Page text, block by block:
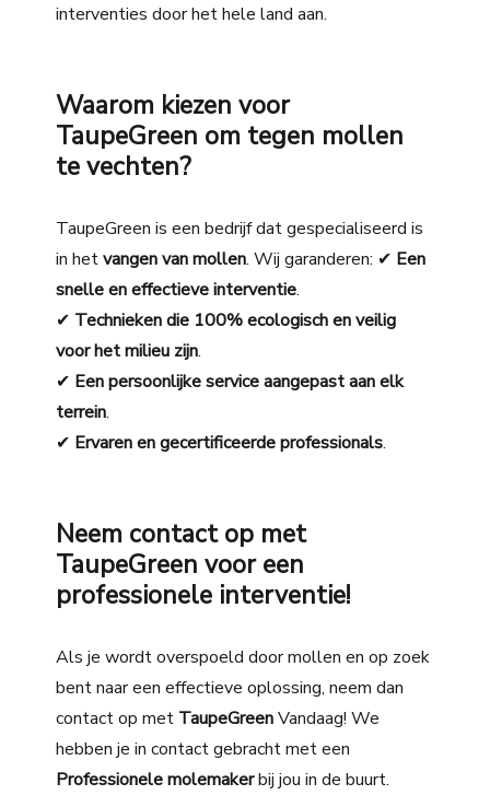
interventies door het hele land aan.
Waarom kiezen voor
TaupeGreen om tegen mollen
te vechten?
TaupeGreen is een bedrijf dat gespecialiseerd is
inhetvangen van mollen. Wij garanderen: ✔ Een
snelle en effectieve interventie.
✔ Technieken die 100% ecologisch en veilig
voor het milieu zijn.
✔ Een persoonlijke service aangepast aan elk
terrein.
✔ Ervaren en gecertificeerde professionals.
Neem contact op met
TaupeGreen voor een
professionele interventie!
Als je wordt overspoeld door mollen en op zoek
bent naar een effectieve oplossing, neem dan
contact op met TaupeGreenVandaag! We
hebben je in contact gebracht met een
Professionele molemakerbij jou in de buurt.